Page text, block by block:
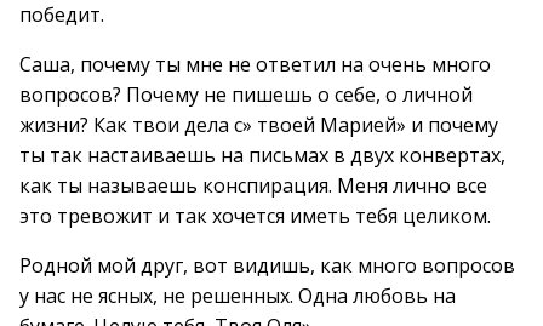
победит.
Саша, почему ты мне не ответил на очень много
вопросов? Почему не пишешь о себе, о личной
жизни? Как твои дела с» твоей Марией» и почему
ты так настаиваешь на письмах в двух конвертах,
как ты называешь конспирация. Меня лично все
это тревожит и так хочется иметь тебя целиком.
Родной мой друг, вот видишь, как много вопросов
у нас не ясных, не решенных. Одна любовь на